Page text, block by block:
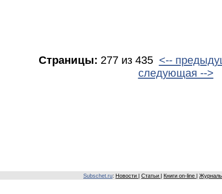
Страницы: 277 из 435 <--
следующая -->
Subschet.ru: Новости Статьи Книги on-line